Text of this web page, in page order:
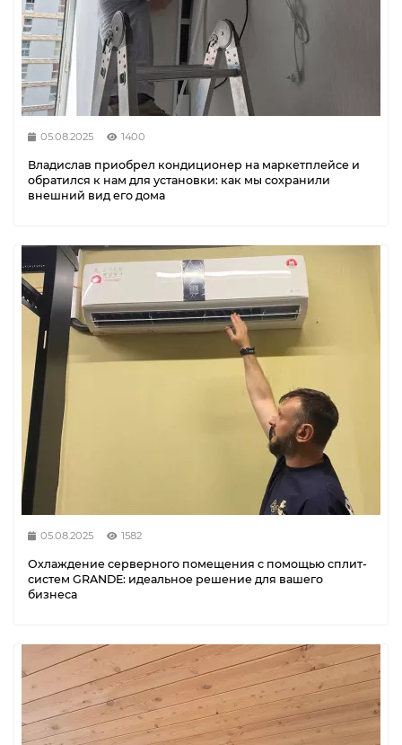
05.08.2025 1400
Владислав приобрел кондиционер на маркетплейсе и
обратился к нам для установки: как мы сохранили
внешний вид его дома
05.08.2025 1582
Охлаждение серверного помещения с помощью сплит-
систем GRANDE: идеальное решение для вашего
бизнеса